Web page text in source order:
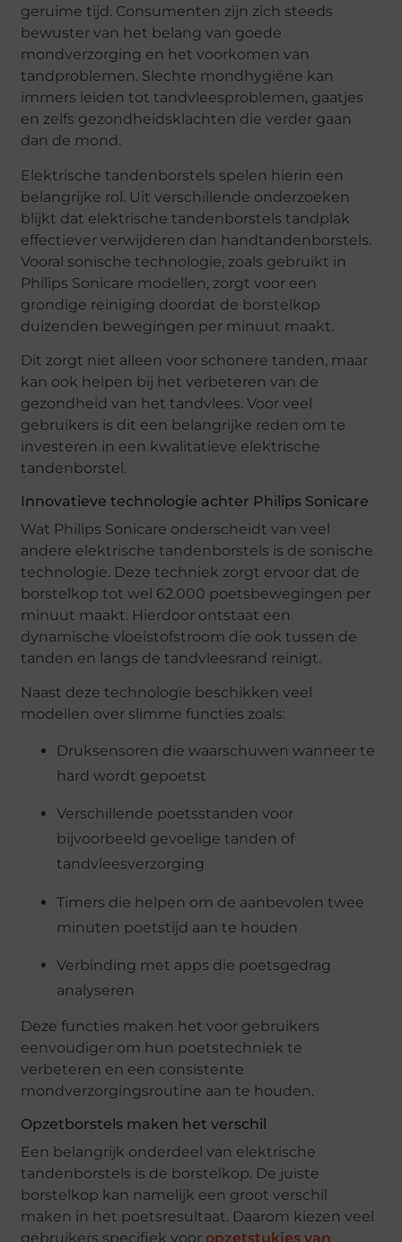
geruime tijd. Consumenten zijn zich steeds
bewuster van het belang van goede
mondverzorging en het voorkomen van
tandproblemen. Slechte mondhygiëne kan
immers leiden tot tandvleesproblemen, gaatjes
en zelfs gezondheidsklachten die verder gaan
dan de mond.
Elektrische tandenborstels spelen hierin een
belangrijke rol. Uit verschillende onderzoeken
blijkt dat elektrische tandenborstels tandplak
effectiever verwijderen dan handtandenborstels.
Vooral sonische technologie, zoals gebruikt in
Philips Sonicare modellen, zorgt voor een
grondige reiniging doordat de borstelkop
duizenden bewegingen per minuut maakt.
Dit zorgt niet alleen voor schonere tanden, maar
kan ook helpen bij het verbeteren van de
gezondheid van het tandvlees. Voor veel
gebruikers is dit een belangrijke reden om te
investeren in een kwalitatieve elektrische
tandenborstel.
Innovatieve technologie achter Philips Sonicare
Wat Philips Sonicare onderscheidt van veel
andere elektrische tandenborstels is de sonische
technologie. Deze techniek zorgt ervoor dat de
borstelkop tot wel 62.000 poetsbewegingen per
minuut maakt. Hierdoor ontstaat een
dynamische vloeistofstroom die ook tussen de
tanden en langs de tandvleesrand reinigt.
Naast deze technologie beschikken veel
modellen over slimme functies zoals:
Druksensoren die waarschuwen wanneer te
hard wordt gepoetst
Verschillende poetsstanden voor
bijvoorbeeld gevoelige tanden of
tandvleesverzorging
Timers die helpen om de aanbevolen twee
minuten poetstijd aan te houden
Verbinding met apps die poetsgedrag
analyseren
Deze functies maken het voor gebruikers
eenvoudiger om hun poetstechniek te
verbeteren en een consistente
mondverzorgingsroutine aan te houden.
Opzetborstels maken het verschil
Een belangrijk onderdeel van elektrische
tandenborstels is de borstelkop. De juiste
borstelkop kan namelijk een groot verschil
maken in het poetsresultaat. Daarom kiezen veel
gebruikers specifiek voor opzetstukjes van